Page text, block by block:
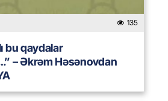
135
bu qaydalar
– Əkrəm Həsənovdan